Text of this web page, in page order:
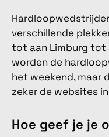
verschillende
tot aan Limburg tot
worden de
het weekend, maar
zeker de websites
Hoe geef je je